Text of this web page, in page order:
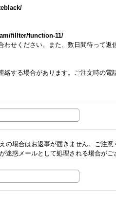
fillter/function-11/
せください。また、数日間待って
する場合があります。ご注文時の
の場合はお返事が届きません。ご注意
迷惑メールとして処理される場合が